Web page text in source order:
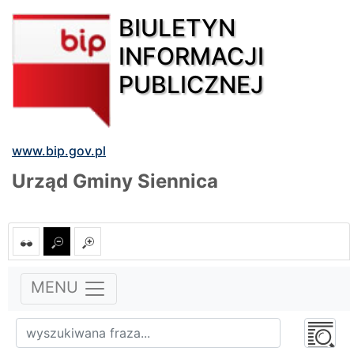
BIULETYN
INFORMACJI
PUBLICZNEJ
www.bip.gov.pl
Urząd Gminy Siennica
MENU